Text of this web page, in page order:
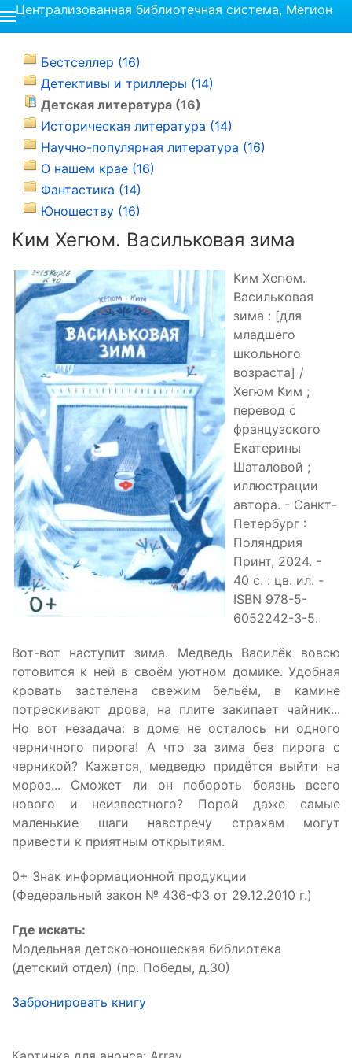
Централизованная библиотечная система, Мегион
Бестселлер (16)
Детективы и триллеры (14)
Детская литература (16)
Историческая литература (14)
Научно-популярная литература (16)
О нашем крае (16)
Фантастика (14)
Юношеству (16)
Ким Хегюм. Васильковая зима
Ким Хегюм.
Васильковая
зима : [для
младшего
школьного
возраста] /
Хегюм Ким ;
перевод с
французского
Екатерины
Шаталовой ;
иллюстрации
автора. - Санкт-
Петербург :
Поляндрия
Принт, 2024. -
40 с. : цв. ил. -
ISBN 978-5-
6052242-3-5.
Вот-вот наступит зима. Медведь Василёк вовсю
готовится к ней в своём уютном домике. Удобная
кровать застелена свежим бельём, в камине
потрескивают дрова, на плите закипает чайник...
Но вот незадача: в доме не осталось ни одного
черничного пирога! А что за зима без пирога с
черникой? Кажется, медведю придётся выйти на
мороз... Сможет ли он побороть боязнь всего
нового и неизвестного? Порой даже самые
маленькие шаги навстречу страхам могут
привести к приятным открытиям.
0+ Знак информационной продукции
(Федеральный закон № 436-ФЗ от 29.12.2010 г.)
Где искать:
Модельная детско-юношеская библиотека
(детский отдел) (пр. Победы, д.30)
Забронировать книгу